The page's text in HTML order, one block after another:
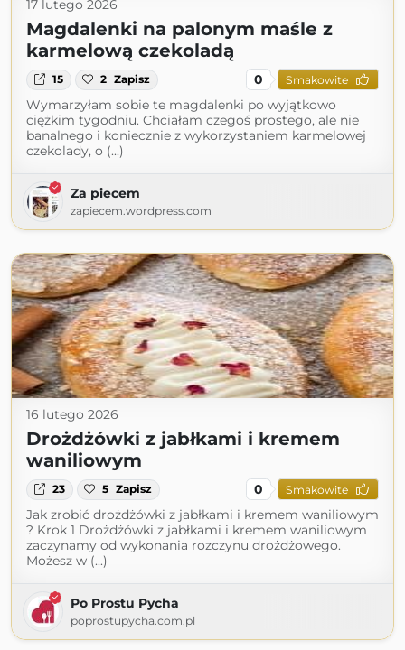
17 lutego 2026
Magdalenki na palonym maśle z
karmelową czekoladą
15 2 Zapisz 0 Smakowite
Wymarzyłam sobie te magdalenki po wyjątkowo
ciężkim tygodniu. Chciałam czegoś prostego, ale nie
banalnego i koniecznie z wykorzystaniem karmelowej
czekolady, o (...)
Za piecem
zapiecem.wordpress.com
16 lutego 2026
Drożdżówki z jabłkami i kremem
waniliowym
23 5 Zapisz 0 Smakowite
Jak zrobić drożdżówki z jabłkami i kremem waniliowym
? Krok 1 Drożdżówki z jabłkami i kremem waniliowym
zaczynamy od wykonania rozczynu drożdżowego.
Możesz w (...)
Po Prostu Pycha
poprostupycha.com.pl